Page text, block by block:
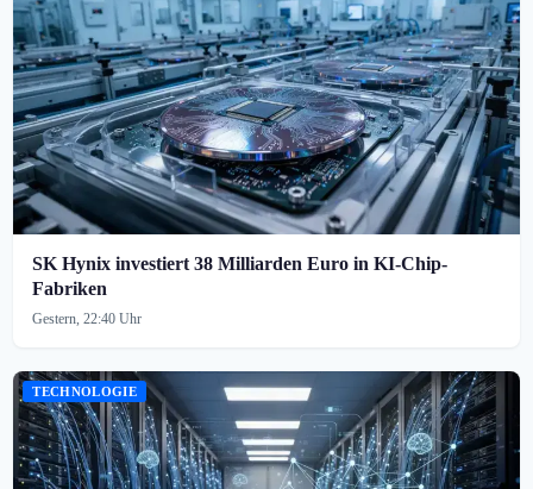
SK Hynix investiert 38 Milliarden Euro in KI-Chip-
Fabriken
Gestern, 22:40 Uhr
TECHNOLOGIE